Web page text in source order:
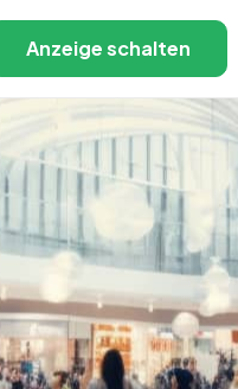
Anzeige schalten